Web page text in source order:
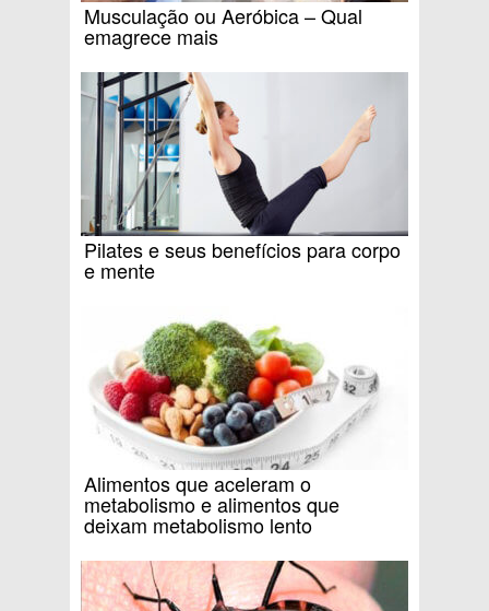
Musculação ou Aeróbica – Qual
emagrece mais
Pilates e seus benefícios para corpo
e mente
Alimentos que aceleram o
metabolismo e alimentos que
deixam metabolismo lento